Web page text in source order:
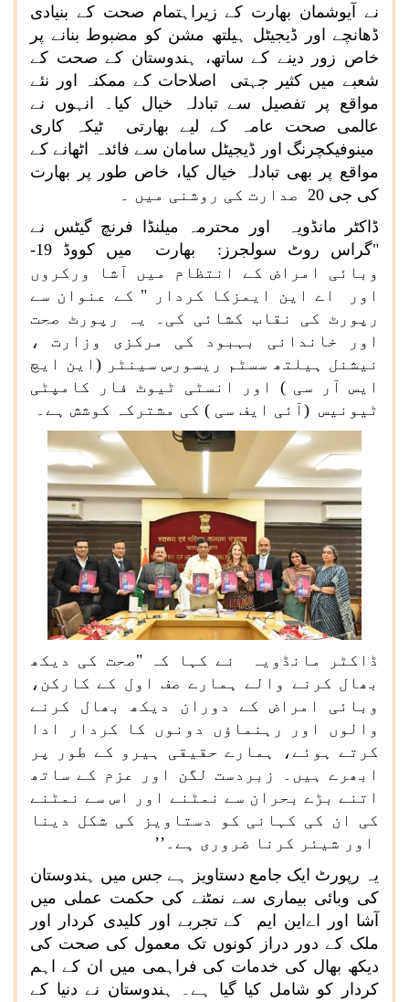
نے آیوشمان بھارت کے زیراہتمام صحت کے بنیادی
ڈھانچے اور ڈیجیٹل ہیلتھ مشن کو مضبوط بنانے پر
خاص زور دینے کے ساتھ، ہندوستان کے صحت کے
شعبے میں کثیر جہتی اصلاحات کے ممکنہ اور نئے
مواقع پر تفصیل سے تبادلہ خیال کیا۔ انہوں نے
عالمی صحت عامہ کے لیے بھارتی ٹیکہ کاری
مینوفیکچرنگ اور ڈیجیٹل سامان سے فائدہ اٹھانے کے
مواقع پر بھی تبادلہ خیال کیا، خاص طور پر بھارت
کی جی 20 صدارت کی روشنی میں ۔
ڈاکٹر مانڈویہ اور محترمہ میلنڈا فرنچ گیٹس نے
"گراس روٹ سولجرز: بھارت میں کووڈ -19
وبائی امراض کے انتظام میں آشا ورکروں
اور اے این ایمزکا کردار " کے عنوان سے
رپورٹ کی نقاب کشائی کی۔ یہ رپورٹ صحت
اور خاندانی بہبود کی مرکزی وزارت ،
نیشنل ہیلتھ سسٹم ریسورس سینٹر (این ایچ
ایس آر سی ) اور انسٹی ٹیوٹ فار کامپٹی
ٹیونیس (آئی ایف سی ) کی مشترکہ کوشش ہے۔
ڈاکٹر مانڈویہ نے کہا کہ "صحت کی دیکھ
بھال کرنے والے ہمارے صف اول کے کارکن،
وبائی امراض کے دوران دیکھ بھال کرنے
والوں اور رہنماؤں دونوں کا کردار ادا
کرتے ہوئے، ہمارے حقیقی ہیرو کے طور پر
ابھرے ہیں۔ زبردست لگن اور عزم کے ساتھ
اتنے بڑے بحران سے نمٹنے اور اس سے نمٹنے
کی ان کی کہانی کو دستاویز کی شکل دینا
اور شیئر کرنا ضروری ہے۔’’
یہ رپورٹ ایک جامع دستاویز ہے جس میں ہندوستان
کی وبائی بیماری سے نمٹنے کی حکمت عملی میں
آشا اور اےاین ایم کے تجربے اور کلیدی کردار اور
ملک کے دور دراز کونوں تک معمول کی صحت کی
دیکھ بھال کی خدمات کی فراہمی میں ان کے اہم
کردار کو شامل کیا گیا ہے۔ ہندوستان نے دنیا کے